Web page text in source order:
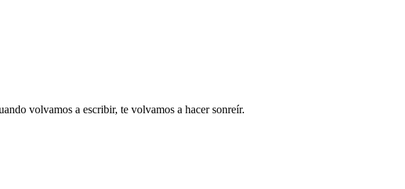
volvamos a escribir, te volvamos a hacer sonreír.